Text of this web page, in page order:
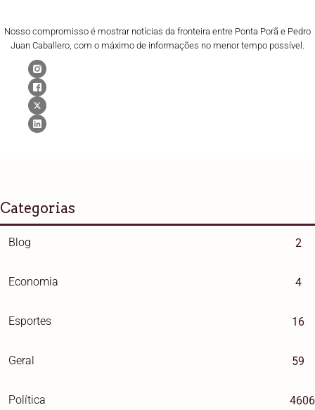
Nosso compromisso é mostrar notícias da fronteira entre Ponta Porã e Pedro
Juan Caballero, com o máximo de informações no menor tempo possível.
Categorias
Blog 2
Economia 4
Esportes 16
Geral 59
Política 4606